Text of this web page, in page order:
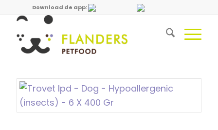
Download de app: